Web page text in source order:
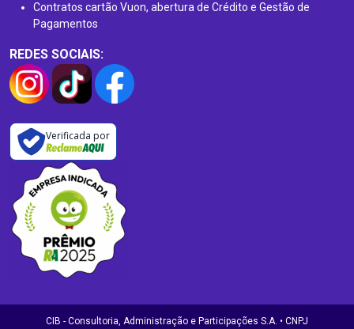
Contratos cartão Vuon, abertura de Crédito e Gestão de
Pagamentos
REDES SOCIAIS:
Verificada por
CIB - Consultoria, Administração e Participações S.A. • CNPJ